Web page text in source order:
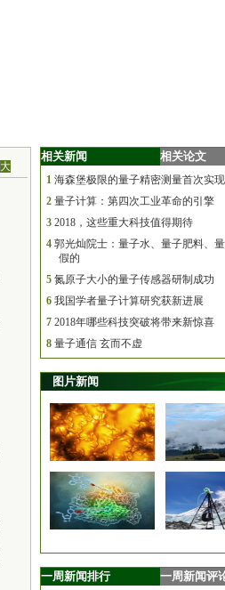
大
相关新闻 相关论文
1 海森堡极限的量子精密测量首次实现
2 量子计算：第四次工业革命的引擎
3 2018，这些重大科技值得期待
4 郭光灿院士：量子水、量子肥料、
假的
5 氮原子大小的量子传感器研制成功
6 我国学者量子计算研究获新进展
7 2018年哪些科技突破将带来新惊喜
8 量子通信 玄而不虚
图片新闻
一周新闻排行 一周新闻评